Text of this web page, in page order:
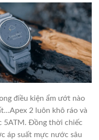
điều kiện ẩm ướt nào
2 luôn khô ráo và
5ATM. Đồng thời chiếc
áp suất mực nước sâu